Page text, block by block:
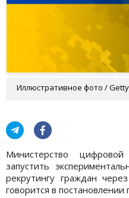
Иллюстративное фото /
Министерство
запустить
рекрутингу граждан
говорится в постановлении